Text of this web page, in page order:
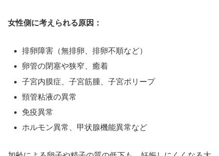
女性側に考えられる原因：
排卵障害（無排卵、排卵不順など）
卵管の閉塞や狭窄、癒着
子宮内膜症、子宮筋腫、子宮ポリープ
頸管粘液の異常
免疫異常
ホルモン異常、甲状腺機能異常など